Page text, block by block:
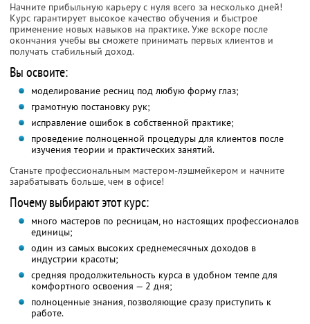
Начните прибыльную карьеру с нуля всего за несколько дней!
Курс гарантирует высокое качество обучения и быстрое
применение новых навыков на практике. Уже вскоре после
окончания учебы вы сможете принимать первых клиентов и
получать стабильный доход.
Вы освоите:
моделирование ресниц под любую форму глаз;
грамотную постановку рук;
исправление ошибок в собственной практике;
проведение полноценной процедуры для клиентов после
изучения теории и практических занятий.
Станьте профессиональным мастером-лэшмейкером и начните
зарабатывать больше, чем в офисе!
Почему выбирают этот курс:
много мастеров по ресницам, но настоящих профессионалов
единицы;
один из самых высоких среднемесячных доходов в
индустрии красоты;
средняя продолжительность курса в удобном темпе для
комфортного освоения — 2 дня;
полноценные знания, позволяющие сразу приступить к
работе.